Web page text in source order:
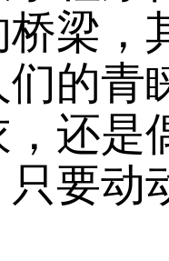
梁，
的青
还是
要动